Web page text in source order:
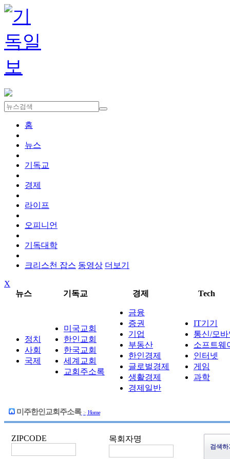
홈
뉴스
기독교
경제
라이프
오피니언
기독대학
크리스천 잡스 동영상 더보기
X
뉴스
기독교 경제 Tech
정치
사회
국제
미국교회
한인교회
한국교회
세계교회
교회주소록
금융
증권
기업
부동산
한인경제
글로벌경제
생활경제
경제일반
IT기기
통신/모
소프트웨
인터넷
게임
과학
미주한인교회주소록 > Home
ZIPCODE 목회자명